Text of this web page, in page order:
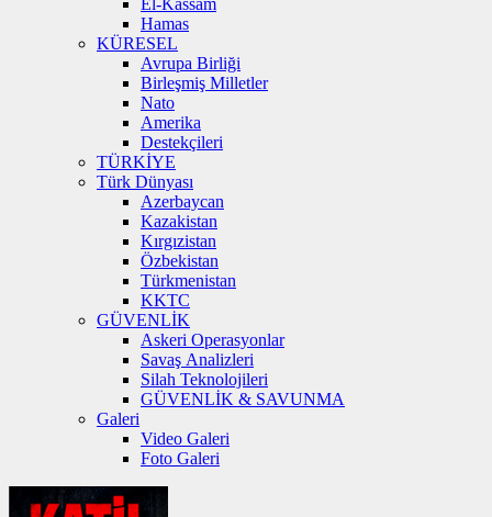
El-Kassam
Hamas
KÜRESEL
Avrupa Birliği
Birleşmiş Milletler
Nato
Amerika
Destekçileri
TÜRKİYE
Türk Dünyası
Azerbaycan
Kazakistan
Kırgızistan
Özbekistan
Türkmenistan
KKTC
GÜVENLİK
Askeri Operasyonlar
Savaş Analizleri
Silah Teknolojileri
GÜVENLİK & SAVUNMA
Galeri
Video Galeri
Foto Galeri